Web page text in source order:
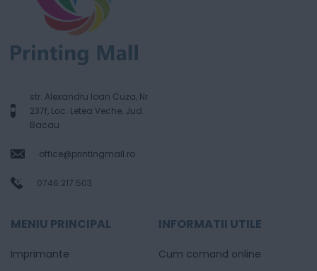
str. Alexandru Ioan Cuza, Nr.
237f, Loc. Letea Veche, Jud.
Bacau
office@printingmall.ro
0746.217.503
MENIU PRINCIPAL
Imprimante
INFORMATII UTILE
Cum comand online